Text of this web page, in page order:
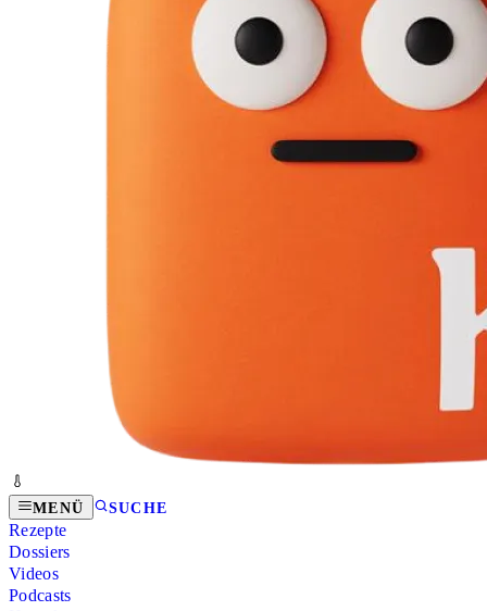
MENÜ SUCHE
Rezepte
Dossiers
Videos
Podcasts